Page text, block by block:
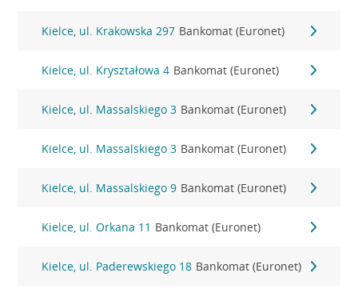
Kielce, ul. Krakowska 297 Bankomat (Euronet)
Kielce, ul. Kryształowa 4 Bankomat (Euronet)
Kielce, ul. Massalskiego 3 Bankomat (Euronet)
Kielce, ul. Massalskiego 3 Bankomat (Euronet)
Kielce, ul. Massalskiego 9 Bankomat (Euronet)
Kielce, ul. Orkana 11 Bankomat (Euronet)
Kielce, ul. Paderewskiego 18 Bankomat (Euronet)